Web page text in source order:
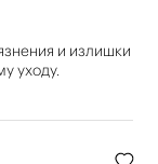
и излишки
уходу.